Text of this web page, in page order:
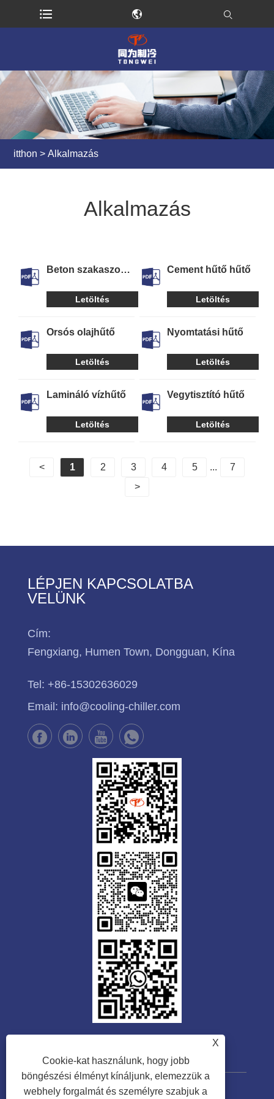
itthon > Alkalmazás
Alkalmazás
Beton szakaszos
Letöltés
Cement hűtő hűtő
Letöltés
Orsós olajhűtő
Letöltés
Nyomtatási hűtő
Letöltés
Lamináló vízhűtő
Letöltés
Vegytisztító hűtő
Letöltés
< 1 2 3 4 5 ...
7
>
LÉPJEN KAPCSOLATBA
VELÜNK
Cím:
Fengxiang, Humen Town, Dongguan, Kína
Tel: +86-15302636029
Email: info@cooling-chiller.com
X
Cookie-kat használunk, hogy jobb
böngészési élményt kínáljunk, elemezzük a
webhely forgalmát és személyre szabjuk a